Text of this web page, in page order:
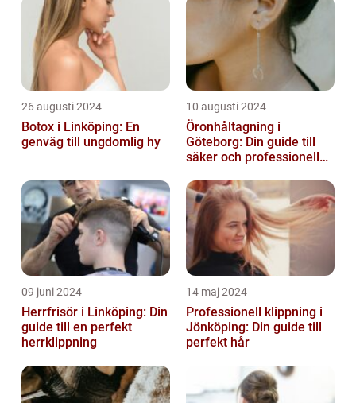
26 augusti 2024
Botox i Linköping: En
genväg till ungdomlig hy
10 augusti 2024
Öronhåltagning i
Göteborg: Din guide till
säker och professionell
09 juni 2024
Herrfrisör i Linköping: Din
guide till en perfekt
herrklippning
14 maj 2024
Professionell klippning i
Jönköping: Din guide till
perfekt hår